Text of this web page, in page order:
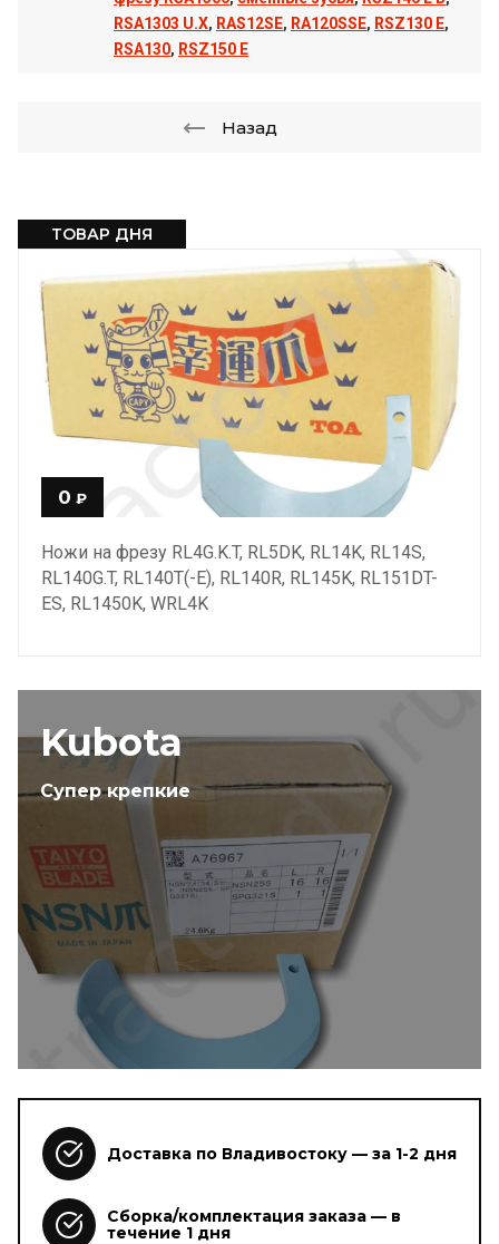
ТОВАР ДНЯ
0 ₽
Ножи на фрезу RL4G.K.T, RL5DK, RL14K, RL14S,
RL140G.T, RL140T(-E), RL140R, RL145K, RL151DT-
ES, RL1450K, WRL4K
Kubota
Супер крепкие
RSA1303 U.X, RAS12SE, RA120SSE, RSZ130 E,
RSA130, RSZ150 E
Назад
Доставка по Владивостоку — за 1-2 дня
Сборка/комплектация заказа — в
течение 1 дня